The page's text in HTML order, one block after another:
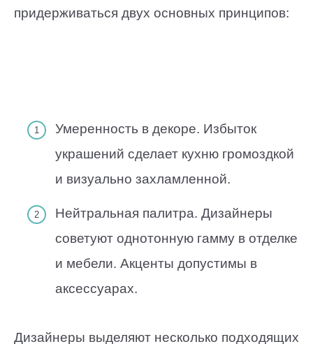
придерживаться двух основных принципов:
Умеренность в декоре. Избыток
украшений сделает кухню громоздкой
и визуально захламленной.
Нейтральная палитра. Дизайнеры
советуют однотонную гамму в отделке
и мебели. Акценты допустимы в
аксессуарах.
Дизайнеры выделяют несколько подходящих